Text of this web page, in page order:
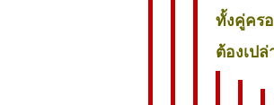
ทั้งคู่คร
ต้องเป